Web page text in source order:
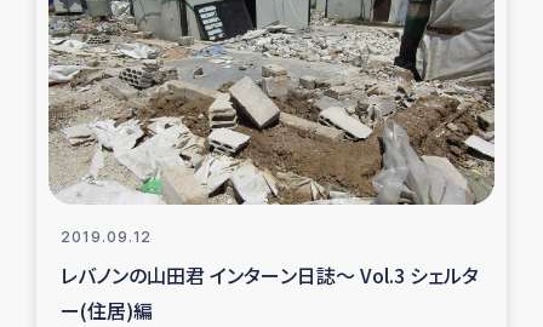
2019.09.12
レバノンの山田君 インターン日誌～ Vol.3 シェルタ
ー(住居)編